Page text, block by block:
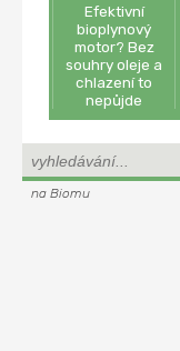
Efektivní
bioplynový
motor? Bez
souhry oleje a
chlazení to
nepůjde
na Biomu